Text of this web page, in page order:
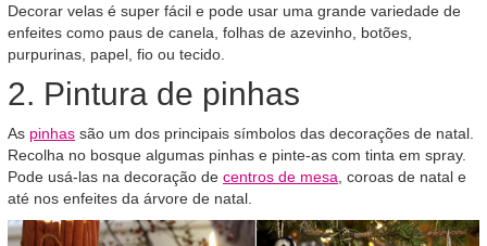
Decorar velas é super fácil e pode usar uma grande variedade de
enfeites como paus de canela, folhas de azevinho, botões,
purpurinas, papel, fio ou tecido.
2. Pintura de pinhas
As pinhas são um dos principais símbolos das decorações de natal.
Recolha no bosque algumas pinhas e pinte-as com tinta em spray.
Pode usá-las na decoração de centros de mesa , coroas de natal e
até nos enfeites da árvore de natal.